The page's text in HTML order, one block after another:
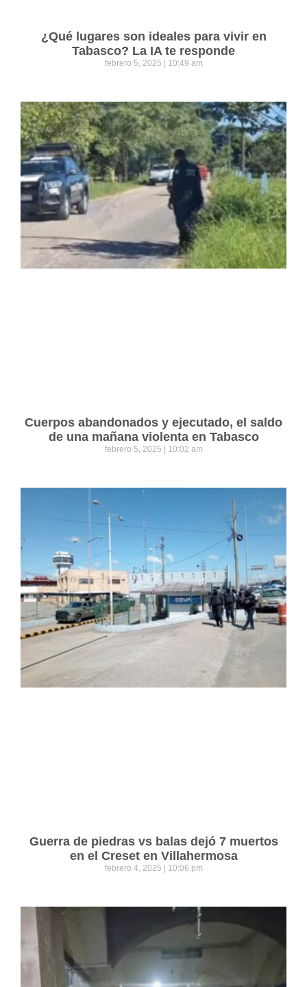
¿Qué lugares son ideales para vivir en
Tabasco? La IA te responde
febrero 5, 2025 10:49 am
Cuerpos abandonados y ejecutado, el saldo
de una mañana violenta en Tabasco
febrero 5, 2025 10:02 am
Guerra de piedras vs balas dejó 7 muertos
en el Creset en Villahermosa
febrero 4, 2025 10:06 pm